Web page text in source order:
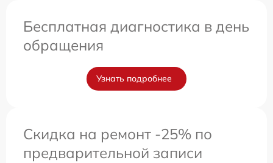
Бесплатная диагностика в день
обращения
Узнать подробнее
Скидка на ремонт -25% по
предварительной записи